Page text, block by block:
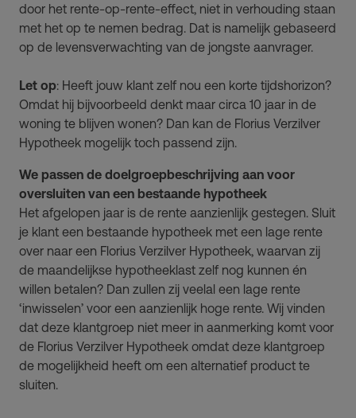
door het rente-op-rente-effect, niet in verhouding staan
met het op te nemen bedrag. Dat is namelijk gebaseerd
op de levensverwachting van de jongste aanvrager.
Let op: Heeft jouw klant zelf nou een korte tijdshorizon?
Omdat hij bijvoorbeeld denkt maar circa 10 jaar in de
woning te blijven wonen? Dan kan de Florius Verzilver
Hypotheek mogelijk toch passend zijn.
We passen de doelgroepbeschrijving aan voor
oversluiten van een bestaande hypotheek
Het afgelopen jaar is de rente aanzienlijk gestegen. Sluit
je klant een bestaande hypotheek met een lage rente
over naar een Florius Verzilver Hypotheek, waarvan zij
de maandelijkse hypotheeklast zelf nog kunnen én
willen betalen? Dan zullen zij veelal een lage rente
‘inwisselen’ voor een aanzienlijk hoge rente. Wij vinden
dat deze klantgroep niet meer in aanmerking komt voor
de Florius Verzilver Hypotheek omdat deze klantgroep
de mogelijkheid heeft om een alternatief product te
sluiten.